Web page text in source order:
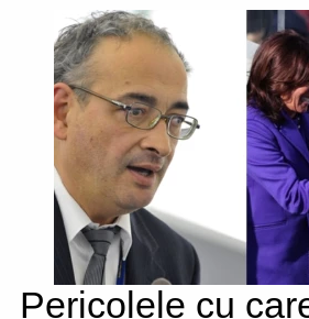
Pericolele cu